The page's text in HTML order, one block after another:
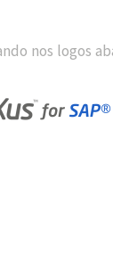
nos logos